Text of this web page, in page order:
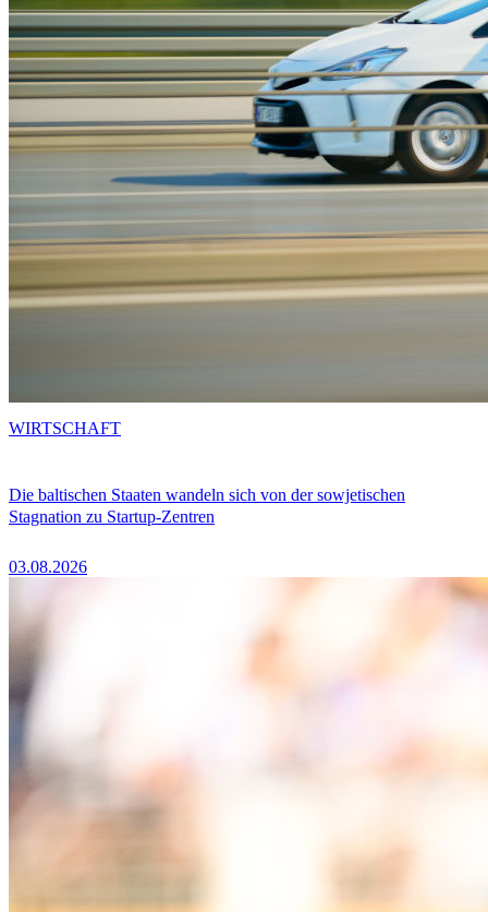
Die baltischen Staaten wandeln sich von der sowjetischen
Stagnation zu Startup-Zentren
03.08.2026
WIRTSCHAFT